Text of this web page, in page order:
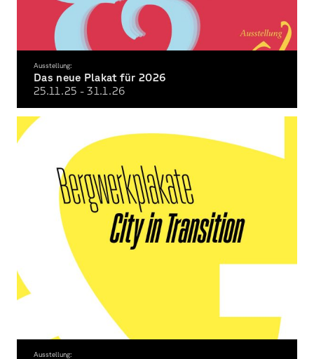
Ausstellung:
Das neue Plakat für 2026
25.11.25 - 31.1.26
Ausstellung: